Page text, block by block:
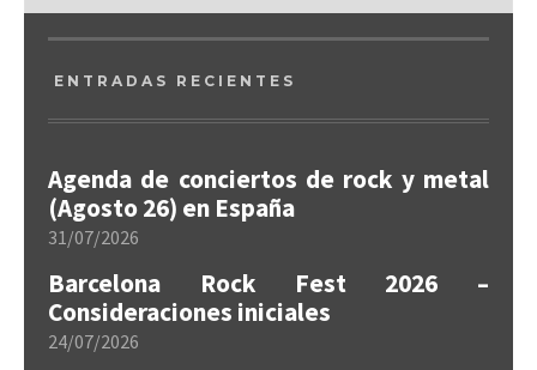
ENTRADAS RECIENTES
Agenda de conciertos de rock y metal
(Agosto 26) en España
31/07/2026
Barcelona Rock Fest 2026 –
Consideraciones iniciales
24/07/2026